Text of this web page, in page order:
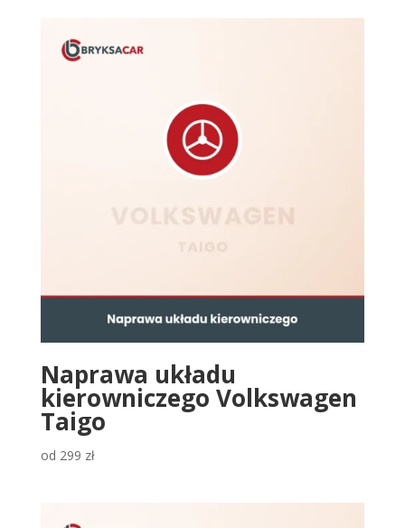
Naprawa układu
kierowniczego Volkswagen
Taigo
od 299 zł